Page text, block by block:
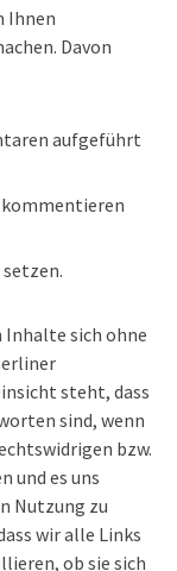
Ihnen
Davon
aufgeführt
kommentieren
Inhalte sich ohne
steht, dass
sind, wenn
bzw.
und es uns
Nutzung zu
wir alle Links
ob sie sich